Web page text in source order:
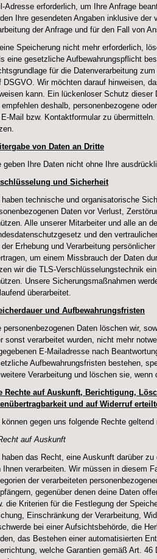
Adresse erforderlich, um Ihre Anfrage
Ihre gesendeten Angaben inklusive
der Anfrage und für den Fall von
Speicherung nicht mehr erforderlich,
eine gesetzliche Aufbewahrungspflicht
für die Datenverarbeitung
DSGVO. Wir möchten darauf hinweisen,
kann. Ein lückenloser Schutz
empfehlen deshalb, personenbezogene
Mail bzw. Kontaktformular zu
von Daten an Dritte
geben Ihre Daten nicht ohne Ihre
und Sicherheit
haben technische und organisatorische
Daten vor Verlust,
Alle unserer Mitarbeiter und alle an
und den
der Erhebung und Verarbeitung
um einem Missbrauch der Daten
wir die TLS-Verschlüsselungstechnik
Unsere Sicherungsmaßnahmen
überarbeitet.
und Aufbewahrungsfristen
personenbezogenen Daten löschen wir,
sonst verarbeitet wurden, nicht mehr
E-Mailadresse nach
Aufbewahrungsfristen bestehen,
Verarbeitung und löschen sie, wenn
Rechte auf Auskunft, Berichtigung,
und auf Widerruf
gegen uns folgende Rechte geltend
auf Auskunft
das Recht, eine Auskunft darüber
Ihnen verarbeiten. Wir müssen in diesem
der verarbeiteten
gegenüber denen deine Daten
die Kriterien für die Festlegung der
Einschränkung der Verarbeitung,
bei einer Aufsichtsbehörde, die
das Bestehen einer automatisierten
welche Garantien gemäß Art.